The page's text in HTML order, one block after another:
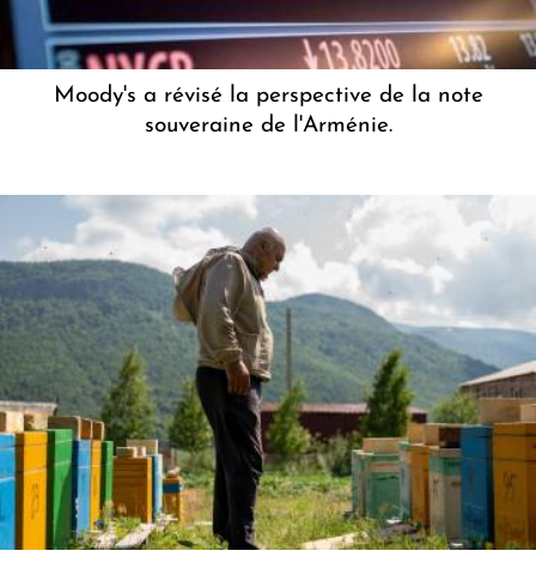
Moody's a révisé la perspective de la note
souveraine de l'Arménie.